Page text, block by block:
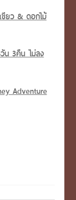
ยว & ดอกไม้
น 3คืน ไม่ลง
Adventure